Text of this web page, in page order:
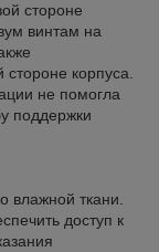
стороне
винтам на
стороне корпуса.
не помогла
поддержки
влажной ткани.
доступ к